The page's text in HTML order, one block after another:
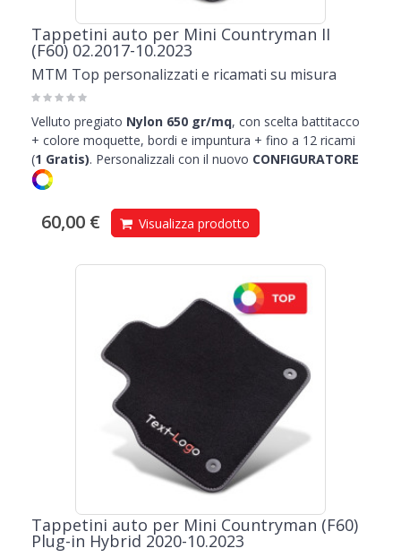
Tappetini auto per Mini Countryman II
(F60) 02.2017-10.2023
MTM Top personalizzati e ricamati su misura
Velluto pregiato Nylon 650 gr/mq, con scelta battitacco
+ colore moquette, bordi e impuntura + fino a 12 ricami
(1 Gratis). Personalizzali con il nuovo CONFIGURATORE
60,00 € Visualizza prodotto
Tappetini auto per Mini Countryman (F60)
Plug-in Hybrid 2020-10.2023